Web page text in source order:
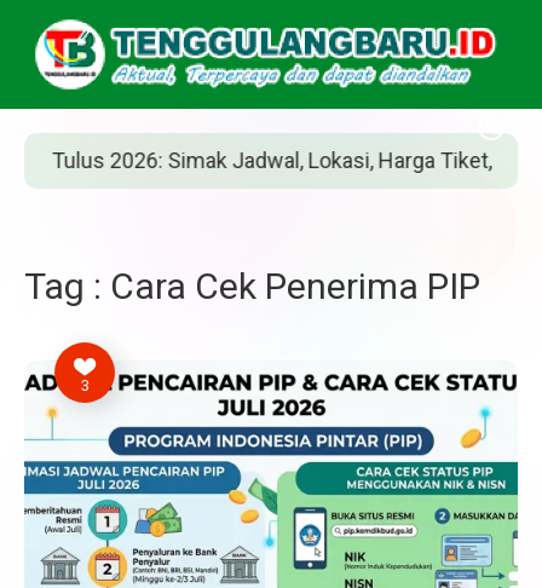
2026: Simak Jadwal, Lokasi, Harga Tiket, dan Cara
Tag : Cara Cek Penerima PIP
3